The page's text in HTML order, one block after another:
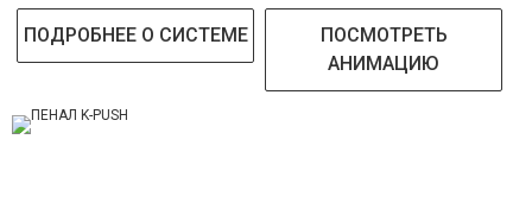
ПОДРОБНЕЕ О СИСТЕМЕ
ПОСМОТРЕТЬ
АНИМАЦИЮ